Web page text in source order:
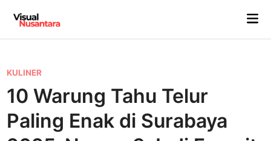
content
P
o
s
KULINER
10 Warung Tahu Telur
Paling Enak di Surabaya